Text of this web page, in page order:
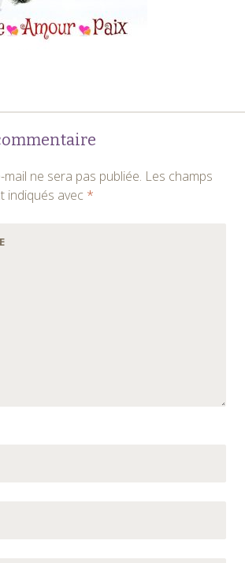
ne sera pas publiée. Les champs
indiqués avec *